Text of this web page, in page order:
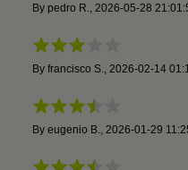
By pedro R. 2026-05-28
By francisco S. 2026-02-14
By eugenio B. 2026-01-29